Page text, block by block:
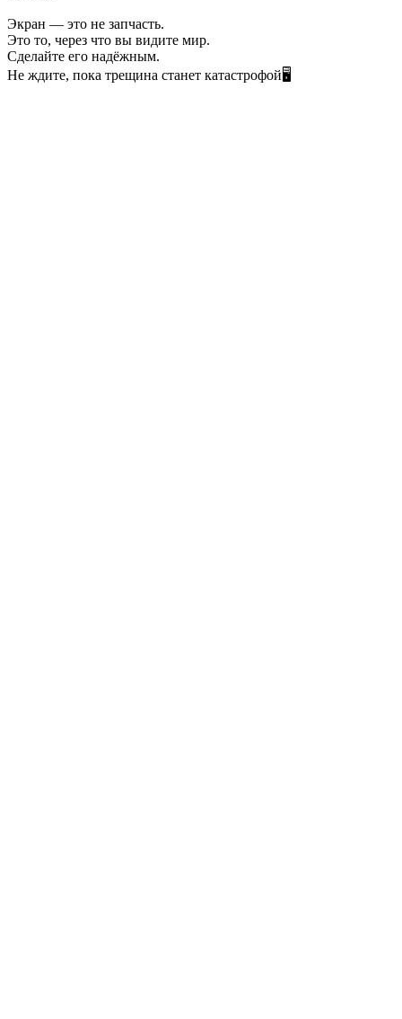
Экран — это не запчасть.
Это то, через что вы видите мир.
Сделайте его надёжным.
Не ждите, пока трещина станет катастрофой🖥